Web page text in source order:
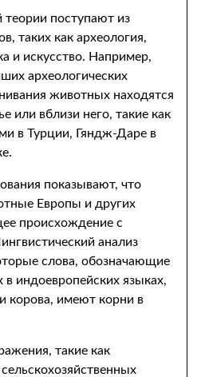
теории поступают из
таких как археология,
и искусство. Например,
археологических
животных находятся
или вблизи него, такие как
в Турции, Гяндж-Даре в
показывают, что
Европы и других
происхождение с
анализ
слова, обозначающие
индоевропейских языках,
корова, имеют корни в
такие как